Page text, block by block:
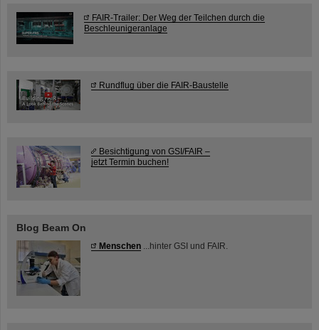
FAIR-Trailer: Der Weg der Teilchen durch die
Beschleunigeranlage
Rundflug über die FAIR-Baustelle
Besichtigung von GSI/FAIR –
jetzt Termin buchen!
Blog Beam On
Menschen ...hinter GSI und FAIR.